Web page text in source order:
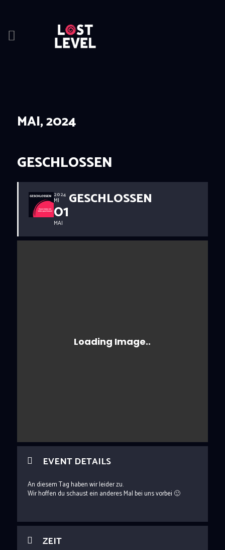
EVENTS
ABOUT
RESERVIERUNG
MAI, 2024
GESCHLOSSEN
2024
MI
01
MAI
GESCHLOSSEN
EVENT DETAILS
An diesem Tag haben wir leider zu.
Wir hoffen du schaust ein anderes Mal bei uns vorbei 🙂
ZEIT